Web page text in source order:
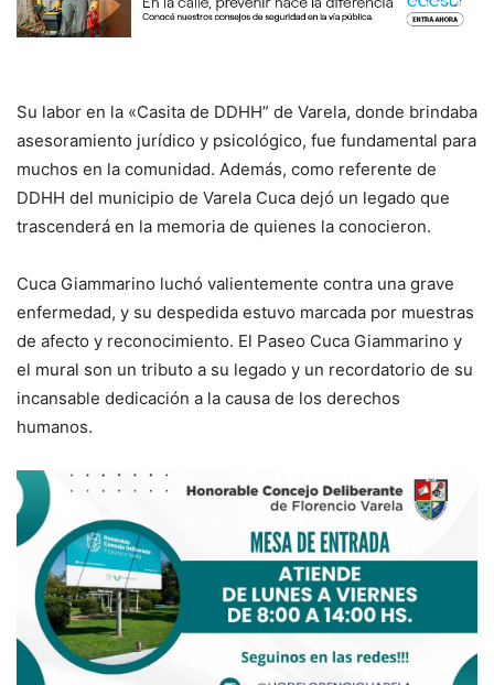
Su labor en la «Casita de DDHH” de Varela, donde brindaba
asesoramiento jurídico y psicológico, fue fundamental para
muchos en la comunidad. Además, como referente de
DDHH del municipio de Varela Cuca dejó un legado que
trascenderá en la memoria de quienes la conocieron.
Cuca Giammarino luchó valientemente contra una grave
enfermedad, y su despedida estuvo marcada por muestras
de afecto y reconocimiento. El Paseo Cuca Giammarino y
el mural son un tributo a su legado y un recordatorio de su
incansable dedicación a la causa de los derechos
humanos.